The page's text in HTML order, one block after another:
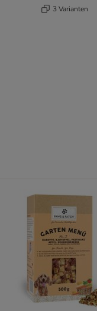
3 Varianten